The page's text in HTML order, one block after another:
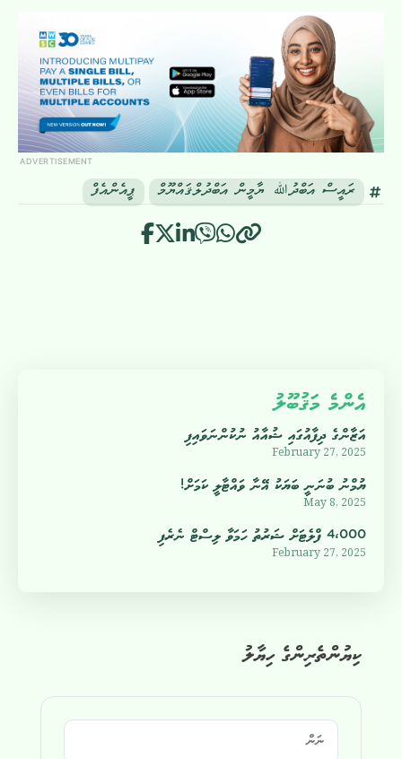
ADVERTISEMENT
ރައީސް އަބްދުﷲ ޔާމީން އަބްދުލްޤައްޔޫމް ޕީއެންއެފް
ކިޔުންތެރިންގެ ހިޔާލު
އެންމެ މަޤުބޫލު
އަޒާންގެ ދިފާއުގައި ޝުއާއު ނުކުންނަވައިފި
February 27, 2025
ޔުމްނު ބުނަނީ ބަޔަކު އޭނާ ވައްޓާލީ ކަމަށް!
May 8, 2025
4،000 ފްލެޓަށް ޝަރުތު ހަމަވާ ލިސްޓް ނެރެފި
February 27, 2025